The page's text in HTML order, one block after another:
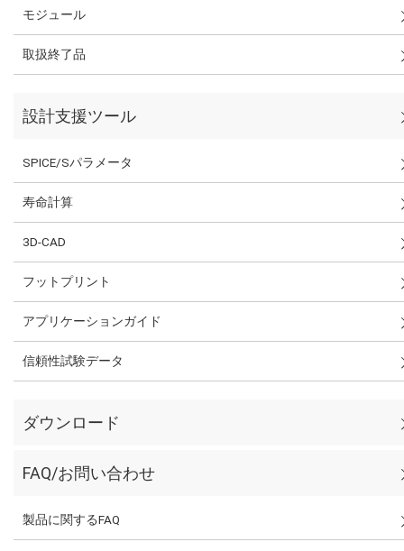
モジュール
取扱終了品
設計支援ツール
SPICE/Sパラメータ
寿命計算
3D-CAD
フットプリント
アプリケーションガイド
信頼性試験データ
ダウンロード
FAQ/お問い合わせ
製品に関するFAQ